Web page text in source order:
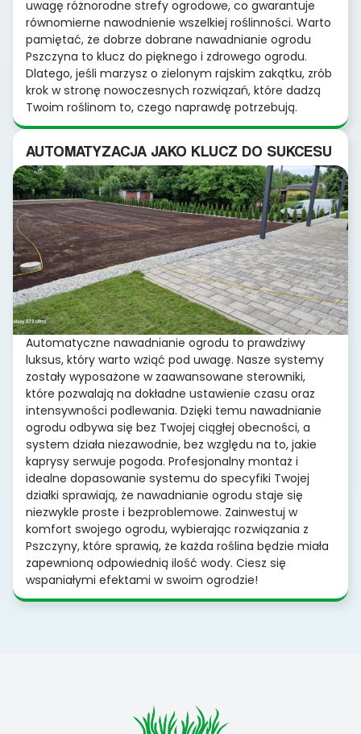
uwagę różnorodne strefy ogrodowe, co gwarantuje
równomierne nawodnienie wszelkiej roślinności. Warto
pamiętać, że dobrze dobrane nawadnianie ogrodu
Pszczyna to klucz do pięknego i zdrowego ogrodu.
Dlatego, jeśli marzysz o zielonym rajskim zakątku, zrób
krok w stronę nowoczesnych rozwiązań, które dadzą
Twoim roślinom to, czego naprawdę potrzebują.
AUTOMATYZACJA JAKO KLUCZ DO SUKCESU
Automatyczne nawadnianie ogrodu to prawdziwy
luksus, który warto wziąć pod uwagę. Nasze systemy
zostały wyposażone w zaawansowane sterowniki,
które pozwalają na dokładne ustawienie czasu oraz
intensywności podlewania. Dzięki temu nawadnianie
ogrodu odbywa się bez Twojej ciągłej obecności, a
system działa niezawodnie, bez względu na to, jakie
kaprysy serwuje pogoda. Profesjonalny montaż i
idealne dopasowanie systemu do specyfiki Twojej
działki sprawiają, że nawadnianie ogrodu staje się
niezwykle proste i bezproblemowe. Zainwestuj w
komfort swojego ogrodu, wybierając rozwiązania z
Pszczyny, które sprawią, że każda roślina będzie miała
zapewnioną odpowiednią ilość wody. Ciesz się
wspaniałymi efektami w swoim ogrodzie!